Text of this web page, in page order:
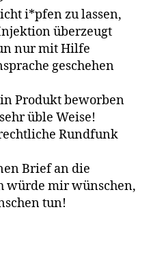
i*pfen zu lassen,
überzeugt
nur mit Hilfe
geschehen
Produkt beworben
üble Weise!
Rundfunk
Brief an die
würde mir wünschen,
tun!